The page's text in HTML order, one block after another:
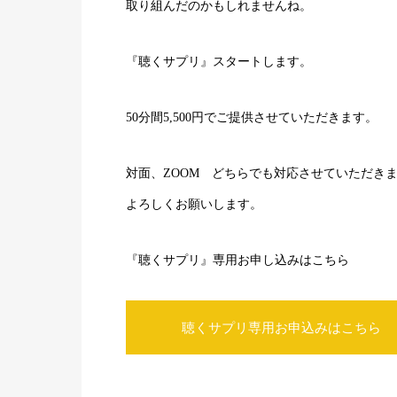
取り組んだのかもしれませんね。
『聴くサプリ』スタートします。
50分間5,500円でご提供させていただきます。
対面、ZOOM どちらでも対応させていただき
よろしくお願いします。
『聴くサプリ』専用お申し込みはこちら
聴くサプリ専用お申込みはこちら